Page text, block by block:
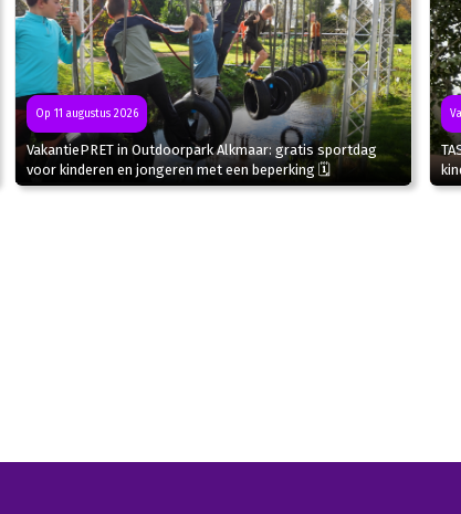
Op 11 augustus 2026
VakantiePRET in Outdoorpark Alkmaar: gratis sportdag
voor kinderen en jongeren met een beperking 🗓